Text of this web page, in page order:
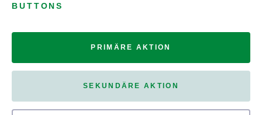
BUTTONS
PRIMÄRE AKTION
SEKUNDÄRE AKTION